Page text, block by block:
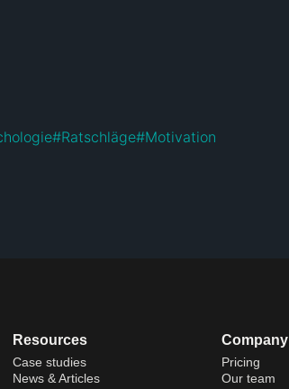
#Ratschläge#Motivation
Resources
Case studies
News & Articles
Company
Pricing
Our team